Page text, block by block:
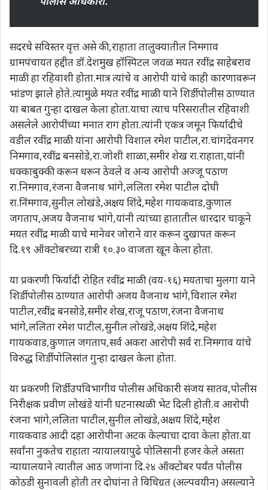
सदरचे सविस्तर वृत्त असे की,राहाता तालुक्यातील निमगाव
ग्रामपंचायत हद्दीत डॉ.देशमुख हॉस्पिटल जवळ मयत रवींद्र साहेबराव
माळी हा रहिवाशी होता.मात्र त्यांचे व आरोपी यांचे काही कारणावरून
भांडण झाले होते.त्यामुळे मयत रवींद्र माळी याने शिर्डी पोलीस ठाण्यात
या बाबत गुन्हा दाखल केला होता.याचा त्याच परिसरातील रहिवाशी
असलेले आरोपींच्या मनात राग होता.त्यांनी एकत्र जमून फिर्यादीचे
वडील रवींद्र माळी यांना आरोपी विशाल रमेश पाटील,रा.चांगदेवनगर
निमगाव,रवींद्र बनसोडे,रा.जोशी शाळा,समीर शेख रा.राहाता,यांनी
धक्काबुक्की करून धरून ठेवले व अन्य आरोपी अज्जू पठाण
रा.निमगाव,रंजना वैजनाथ भांगे,ललिता रमेश पाटील दोघी
रा.निंमगाव,सुनील लोखंडे,अक्षय शिंदे,महेश गायकवाड,कुणाल
जगताप,अजय वैजनाथ भांगे,यांनी त्यांच्या हातातील धारदार चाकूने
मयत रवींद्र माळी याचे मानेवर जोराने वार करून दुखापत करून
दि.१९ ऑक्टोबरच्या रात्री १०.३० वाजता खून केला होता.
या प्रकरणी फिर्यादी रोहित रवींद्र माळी (वय-१६) मयताचा मुलगा याने
शिर्डी पोलीस ठाण्यात आरोपी अजय वैजनाथ भांगे,विशाल रमेश
पाटील,रवींद्र बनसोडे,समीर शेख,राजू पठाण,रंजना वैजनाथ
भांगे,ललिता रमेश पाटील,सुनील लोखंडे,अक्षय शिंदे,महेश
गायकवाड,कुणाल जगताप,सर्व अकरा आरोपी सर्व रा.निमगाव यांचे
विरुद्ध शिर्डी पोलिसांत गुन्हा दाखल केला होता.
या प्रकरणी शिर्डी उपविभागीय पोलीस अधिकारी संजय सातव,पोलीस
निरीक्षक प्रवीण लोखंडे यांनी घटनास्थळी भेट दिली होती.व आरोपी
रंजना भांगे,ललिता पाटील,सुनील लोखंडे,अक्षय शिंदे,महेश
गायकवाड आदी दहा आरोपीना अटक केल्याचा दावा केला होता.या
सर्वांना नुकतेच राहाता न्यायालयापुढे पोलिसानी हजर केले असता
न्यायालयाने त्यातील आठ जणांना दि.२४ ऑक्टोबर पर्यंत पोलीस
कोठडी सुनावली होती तर दोघांना ते विधिग्रत (अल्पवयीन) असल्याने